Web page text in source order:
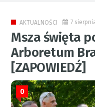
AKTUALNOŚCI 7
Msza święta
Arboretum
[ZAPOWIEDŹ]
0